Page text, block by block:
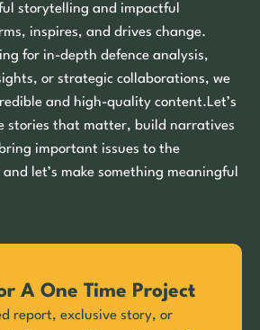
storytelling and impactful
inspires, and drives change.
for in-depth defence analysis,
or strategic collaborations, we
and high-quality content.Let’s
stories that matter, build narratives
important issues to the
let’s make something meaningful
A One Time Project
report, exclusive story, or